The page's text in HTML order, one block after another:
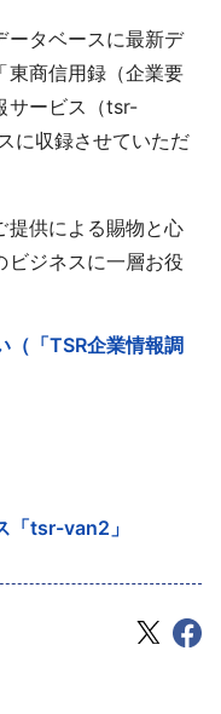
ータベースに最新デ
東商信用録（企業要
サービス（tsr-
に収録させていただ
提供による賜物と心
ビジネスに一層お役
（「TSR企業情報調
「tsr-van2」